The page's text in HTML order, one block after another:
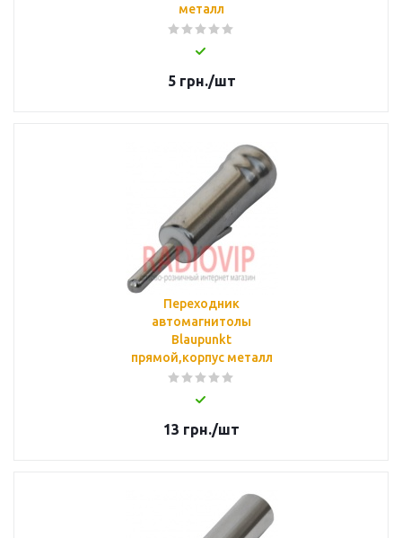
металл
5грн./шт
Переходник
автомагнитолы
Blaupunkt
прямой,корпус металл
13 грн./шт